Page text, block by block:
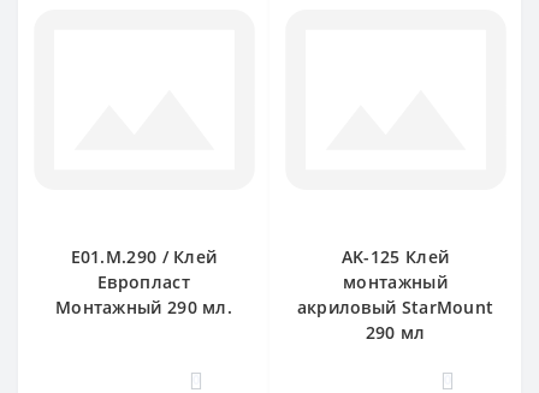
E01.M.290 / Клей
Европласт
Монтажный 290 мл.
0
AK-125 Клей
монтажный
акриловый StarMount
290 мл
0